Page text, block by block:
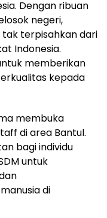
Dengan ribuan
negeri,
terpisahkan dari
Indonesia.
memberikan
kepada
membuka
di area Bantul.
bagi individu
untuk
di